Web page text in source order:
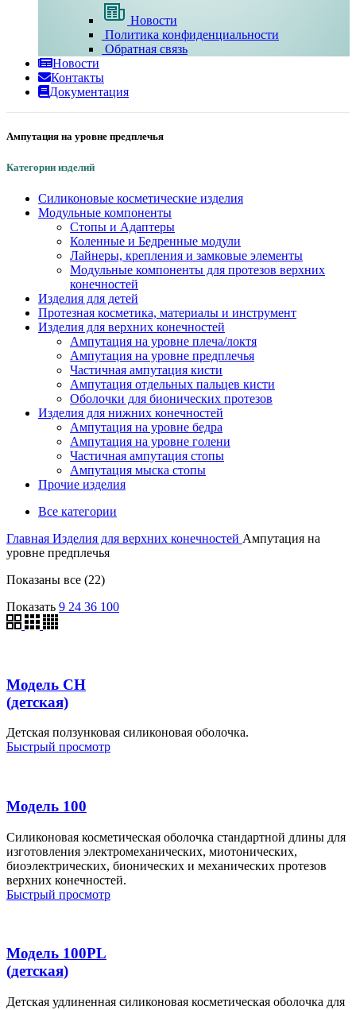
Новости
Политика конфиденциальности
Обратная связь
Новости
Контакты
Документация
Ампутация на уровне предплечья
Категории изделий
Силиконовые косметические изделия
Модульные компоненты
Стопы и Адаптеры
Коленные и Бедренные модули
Лайнеры, крепления и замковые элементы
Модульные компоненты для протезов верхних
конечностей
Изделия для детей
Протезная косметика, материалы и инструмент
Изделия для верхних конечностей
Ампутация на уровне плеча/локтя
Ампутация на уровне предплечья
Частичная ампутация кисти
Ампутация отдельных пальцев кисти
Оболочки для бионических протезов
Изделия для нижних конечностей
Ампутация на уровне бедра
Ампутация на уровне голени
Частичная ампутация стопы
Ампутация мыска стопы
Прочие изделия
Все категории
Главная Изделия для верхних конечностей Ампутация на
уровне предплечья
Показаны все (22)
Показать 9 24 36 100
Модель CH
(детская)
Детская ползунковая силиконовая оболочка.
Быстрый просмотр
Модель 100
Cиликоновая косметическая оболочка стандартной длины для
изготовления электромеханических, миотонических,
биоэлектрических, бионических и механических протезов
верхних конечностей.
Быстрый просмотр
Модель 100PL
(детская)
Детская удлиненная силиконовая косметическая оболочка для